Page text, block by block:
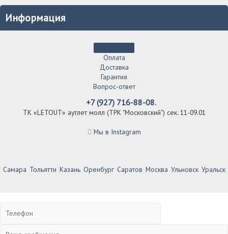
Информация
Оплата
Доставка
Гарантия
Вопрос-ответ
+7 (927) 716-88-08.
ТК «LETOUT» аутлет молл (ТРК "Московский") сек. 11-09.01
Мы в Instagram
Самара Тольятти Казань Оренбург Саратов Москва Ульновск Уральск